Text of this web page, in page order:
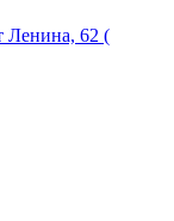
Ленина, 62 (